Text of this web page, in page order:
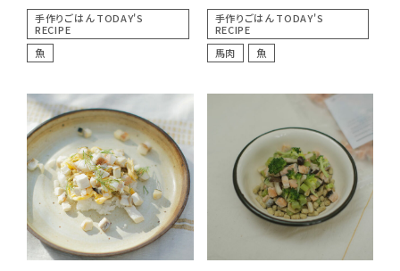
手作りごはん TODAY'S
RECIPE
魚
手作りごはん TODAY'S
RECIPE
馬肉
魚